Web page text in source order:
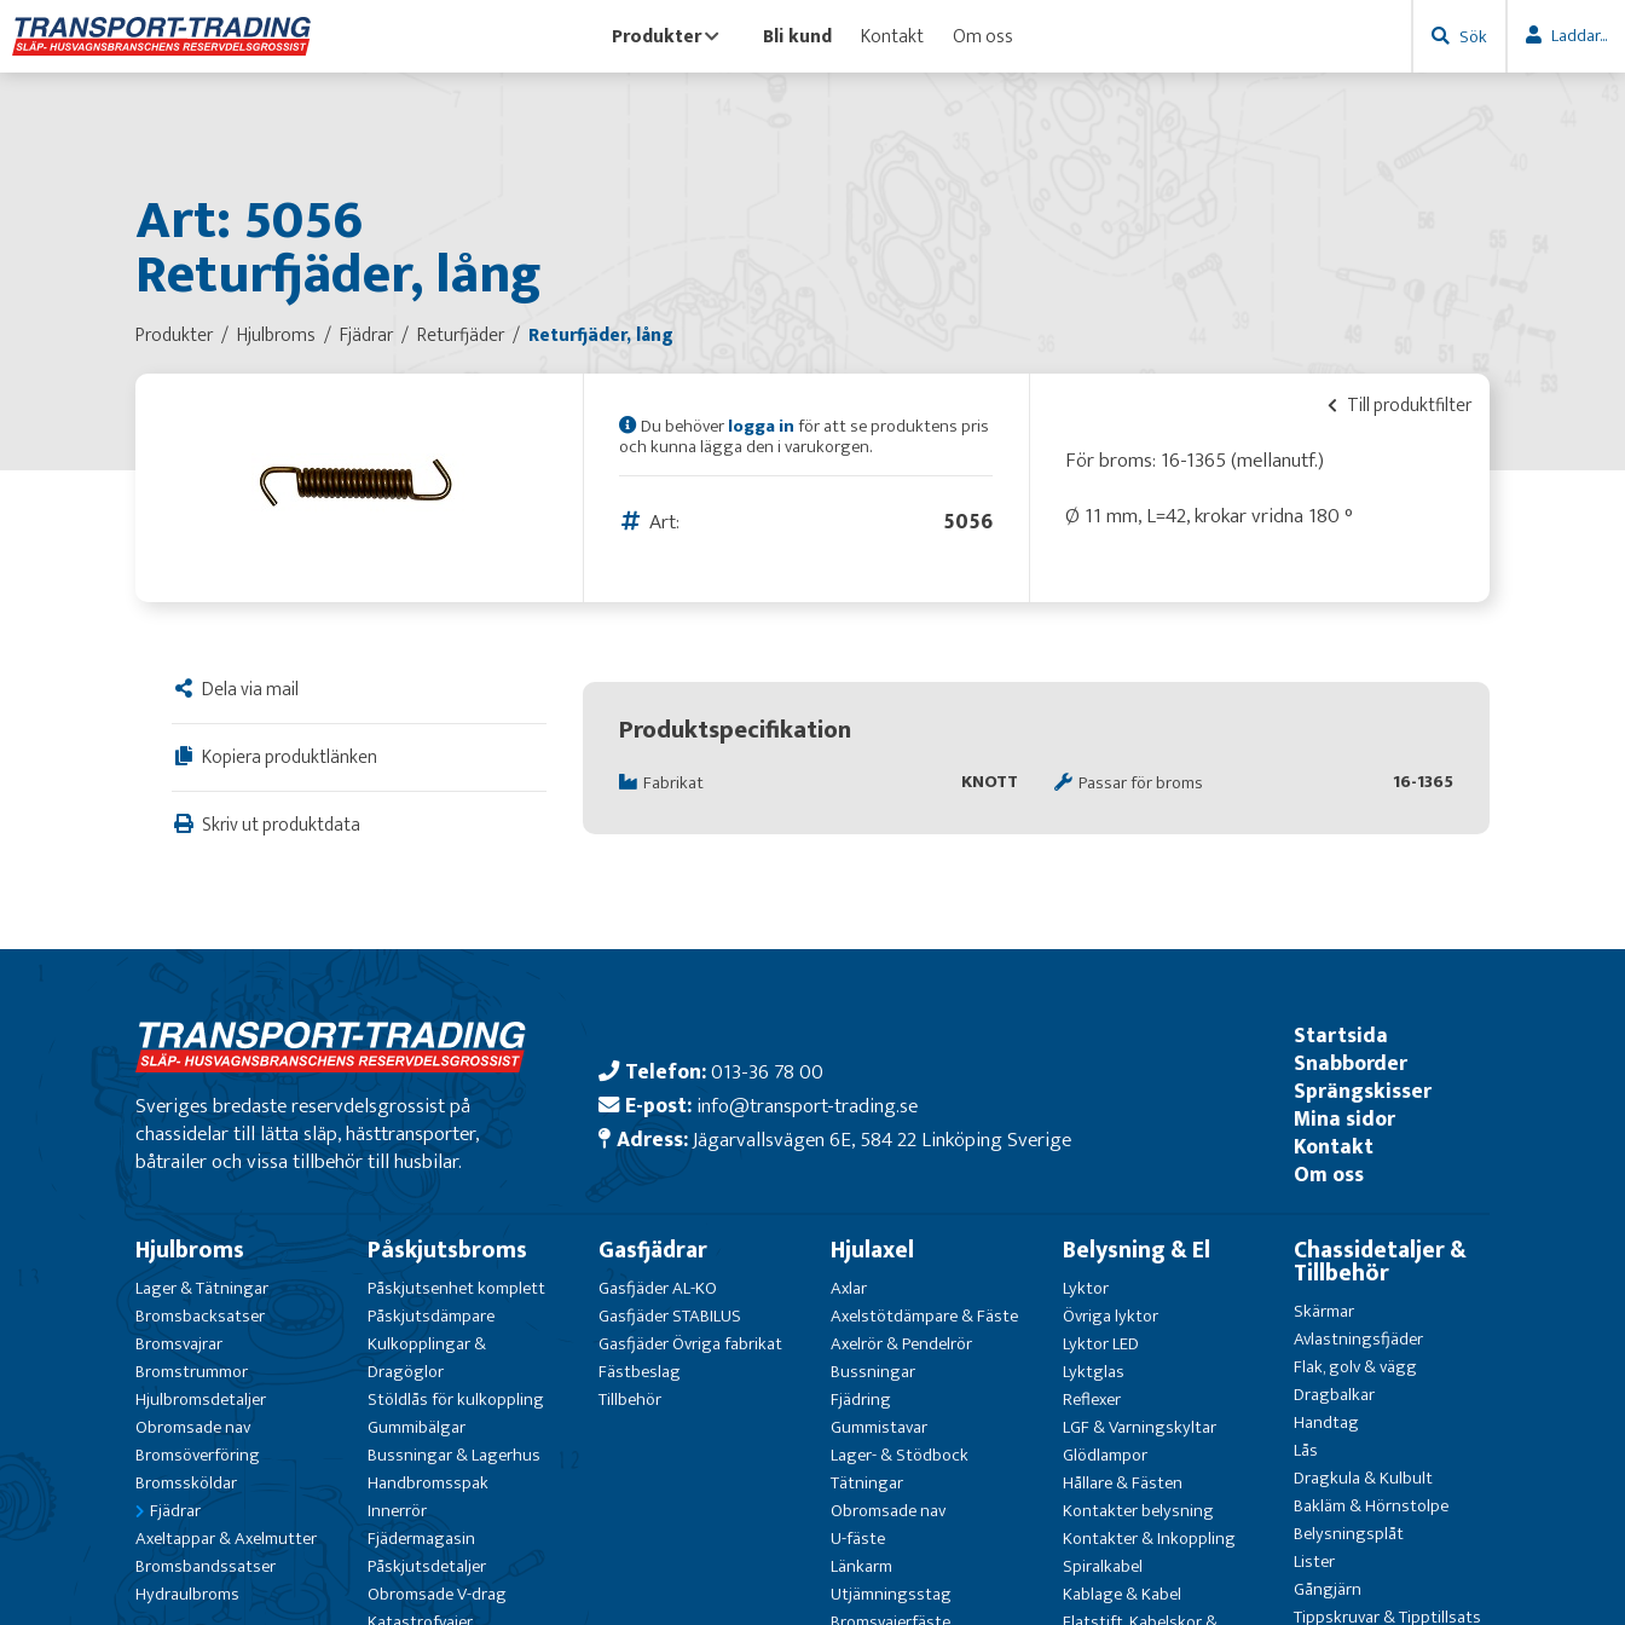
Produkter Bli kund Kontakt Om oss Sök Laddar...
Art: 5056
Returfjäder, lång
Produkter Hjulbroms Fjädrar Returfjäder Returfjäder, lång
Till produktfilter
Du behöverlogga inför att se produktens pris
och kunna lägga den i varukorgen.
Art: 5056
För broms: 16-1365 (mellanutf.)
Ø 11 mm, L=42, krokar vridna 180 °
Dela via mail
Kopiera produktlänken
Skriv ut produktdata
Produktspecifikation
Fabrikat KNOTT Passar för broms 16-1365
Sveriges bredaste reservdelsgrossist på
chassidelar till lätta släp, hästtransporter,
båtrailer och vissa tillbehör till husbilar.
Telefon:013-36 78 00
E-post:info@transport-trading.se
Adress:Jägarvallsvägen 6E, 584 22 Linköping Sverige
Startsida
Snabborder
Sprängskisser
Mina sidor
Kontakt
Om oss
Hjulbroms
Lager & Tätningar
Bromsbacksatser
Bromsvajrar
Bromstrummor
Hjulbromsdetaljer
Obromsade nav
Bromsöverföring
Bromssköldar
Fjädrar
Axeltappar & Axelmutter
Bromsbandssatser
Hydraulbroms
Påskjutsbroms
Påskjutsenhet komplett
Påskjutsdämpare
Kulkopplingar &
Dragöglor
Stöldlås för kulkoppling
Gummibälgar
Bussningar & Lagerhus
Handbromsspak
Innerrör
Fjädermagasin
Påskjutsdetaljer
Obromsade V-drag
Gasfjädrar
Gasfjäder AL-KO
Gasfjäder STABILUS
Gasfjäder Övriga fabrikat
Fästbeslag
Tillbehör
Hjulaxel
Axlar
Axelstötdämpare & Fäste
Axelrör & Pendelrör
Bussningar
Fjädring
Gummistavar
Lager- & Stödbock
Tätningar
Obromsade nav
U-fäste
Länkarm
Utjämningsstag
Belysning & El
Lyktor
Övriga lyktor
Lyktor LED
Lyktglas
Reflexer
LGF & Varningskyltar
Glödlampor
Hållare & Fästen
Kontakter belysning
Kontakter & Inkoppling
Spiralkabel
Kablage & Kabel
Chassidetaljer &
Tillbehör
Skärmar
Avlastningsfjäder
Flak, golv & vägg
Dragbalkar
Handtag
Lås
Dragkula & Kulbult
Bakläm & Hörnstolpe
Belysningsplåt
Lister
Gångjärn
Tippskruvar & Tipptillsats